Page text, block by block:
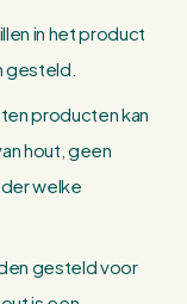
in het product
gesteld.
producten kan
hout, geen
welke
gesteld voor